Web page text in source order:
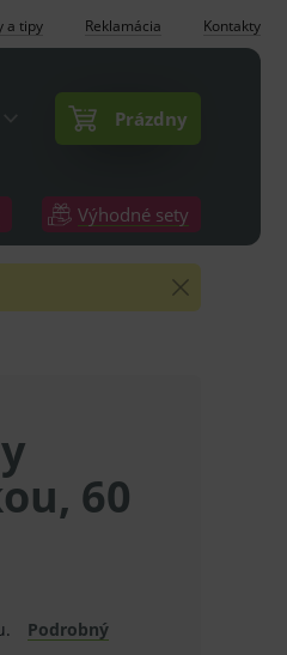
a tipy Reklamácia Kontakty
Prázdny
Výhodné sety
60
Podrobný